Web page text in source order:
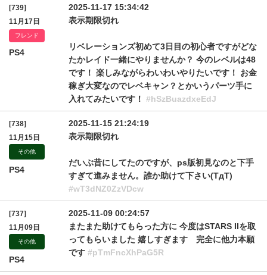
[739]
11月17日
フレンド
PS4
2025-11-17 15:34:42
表示期限切れ
リベレーションズ初めて3日目の初心者ですがどな
たかレイド一緒にやりませんか？ 今のレベルは48
です！ 楽しみながらわいわいやりたいです！ お金
稼ぎ大変なのでレベキャン？とかいうパーツ手に
入れてみたいです！ #hSzBuazdxeEdJ
[738]
11月15日
その他
PS4
2025-11-15 21:24:19
表示期限切れ
だいぶ昔にしてたのですが、ps版初見なのと下手
すぎて進みません。誰か助けて下さい(TдT)
#wT3dNZ0ZzVDcw
[737]
11月09日
その他
PS4
2025-11-09 00:24:57
またまた助けてもらった方に 今度はSTARS IIを取
ってもらいました 嬉しすぎます 完全に他力本願
です #pTmFncXhPaG5R